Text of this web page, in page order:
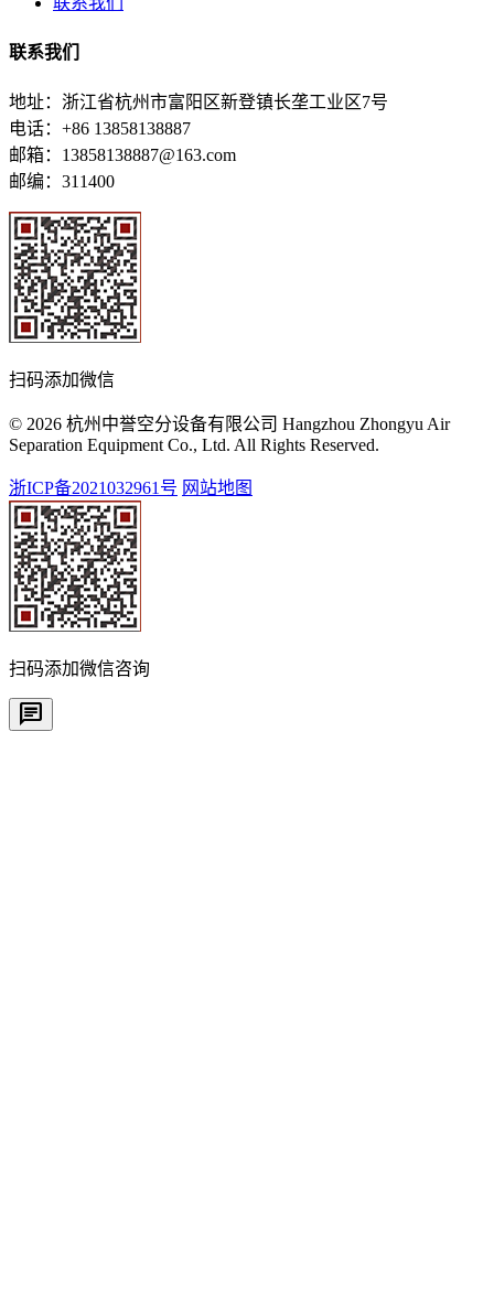
联系我们
地址：浙江省杭州市富阳区新登镇长垄工业区7号
电话：+86 13858138887
邮箱：13858138887@163.com
邮编：311400
扫码添加微信
© 2026 杭州中誉空分设备有限公司 Hangzhou Zhongyu Air
Separation Equipment Co., Ltd. All Rights Reserved.
浙ICP备2021032961号 网站地图
扫码添加微信咨询
chat